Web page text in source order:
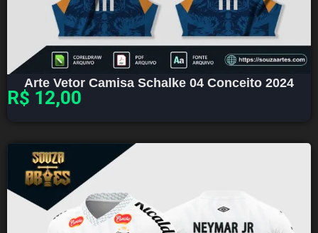
Arte Vetor Camisa Schalke 04 Conceito 2024
R$ 12,00